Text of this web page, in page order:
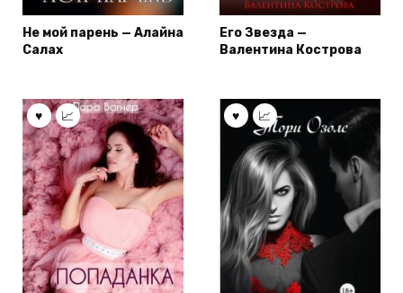
Не мой парень — Алайна
Салах
Его Звезда —
Валентина Кострова